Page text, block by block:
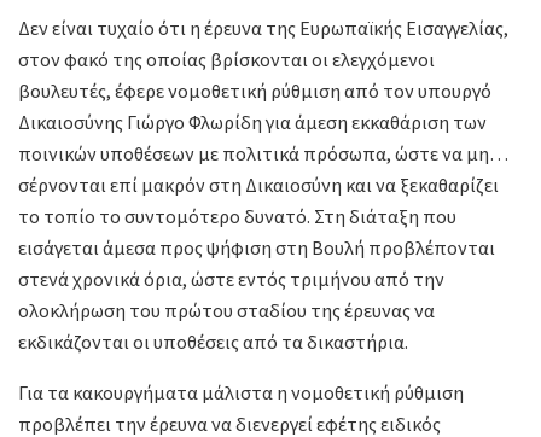
Δεν είναι τυχαίο ότι η έρευνα της Ευρωπαϊκής Εισαγγελίας,
στον φακό της οποίας βρίσκονται οι ελεγχόμενοι
βουλευτές, έφερε νομοθετική ρύθμιση από τον υπουργό
Δικαιοσύνης Γιώργο Φλωρίδη για άμεση εκκαθάριση των
ποινικών υποθέσεων με πολιτικά πρόσωπα, ώστε να μη…
σέρνονται επί μακρόν στη Δικαιοσύνη και να ξεκαθαρίζει
το τοπίο το συντομότερο δυνατό. Στη διάταξη που
εισάγεται άμεσα προς ψήφιση στη Βουλή προβλέπονται
στενά χρονικά όρια, ώστε εντός τριμήνου από την
ολοκλήρωση του πρώτου σταδίου της έρευνας να
εκδικάζονται οι υποθέσεις από τα δικαστήρια.
Για τα κακουργήματα μάλιστα η νομοθετική ρύθμιση
προβλέπει την έρευνα να διενεργεί εφέτης ειδικός